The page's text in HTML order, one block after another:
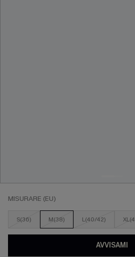
MISURARE (EU)
S(36) M(38) L(40/42)
AVVISAMI